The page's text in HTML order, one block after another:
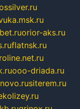
orior-aks.ru
flatnsk.ru
ooo-driada.ru
siterem.ru